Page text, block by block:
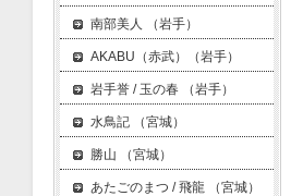
南部美人 （岩手）
AKABU（赤武）（岩手）
岩手誉 / 玉の春 （岩手）
水鳥記 （宮城）
勝山 （宮城）
あたごのまつ / 飛龍 （宮城）